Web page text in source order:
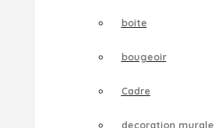
boite
bougeoir
Cadre
decoration murale